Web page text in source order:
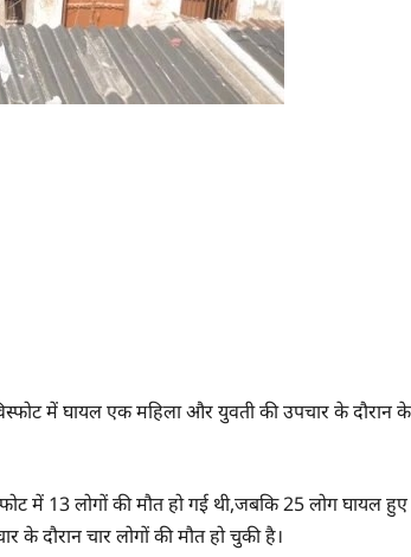
में घायल एक महिला और युवती की उपचार के दौरान के
में 13 लोगों की मौत हो गई थी,जबकि 25 लोग घायल हुए
दौरान चार लोगों की मौत हो चुकी है।